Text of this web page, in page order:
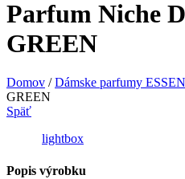
Parfum Niche
GREEN
Domov / Dámske parfumy
GREEN
Späť
lightbox
Popis výrobku